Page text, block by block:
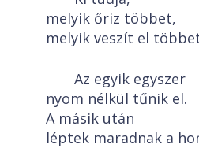
melyik őriz többet,
melyik veszít el
Az egyik egyszer
nyom nélkül tűnik el.
A másik után
léptek maradnak a